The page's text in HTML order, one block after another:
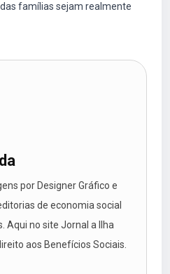
famílias sejam realmente
por Designer Gráfico e
de economia social
Aqui no site Jornal a Ilha
aos Benefícios Sociais.